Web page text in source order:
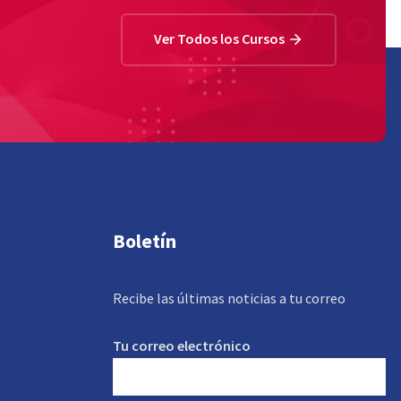
Ver Todos los Cursos
Boletín
Recibe las últimas noticias a tu correo
Tu correo electrónico